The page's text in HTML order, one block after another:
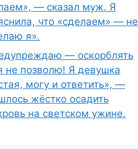
— сказал муж. Я
что «сделаем» — не
я».
— оскорблять
не позволю! Я девушка
могу и ответить», —
жёстко осадить
на светском ужине.